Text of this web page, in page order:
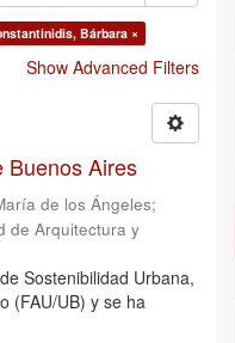
Bárbara ×
Show Advanced Filters
Buenos Aires
de los Ángeles;
de Arquitectura y
Sostenibilidad Urbana,
(FAU/UB) y se ha